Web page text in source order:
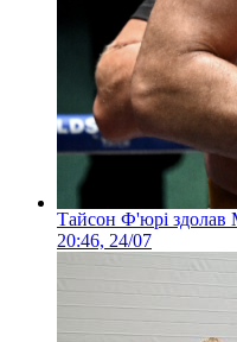
Тайсон Ф'юрі здолав
20:46, 24/07